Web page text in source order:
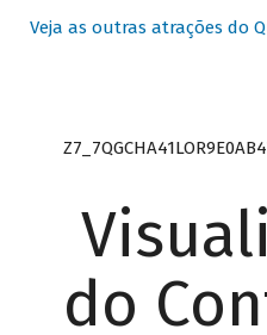
Veja as outras atrações do
do